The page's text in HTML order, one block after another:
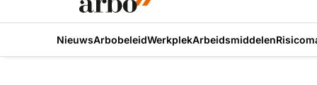
NieuwsArbobeleidWerkplekArbeidsmiddelen